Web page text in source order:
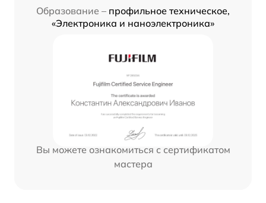
Образование – профильное техническое,
«Электроника и наноэлектроника»
Вы можете ознакомиться с сертификатом
мастера